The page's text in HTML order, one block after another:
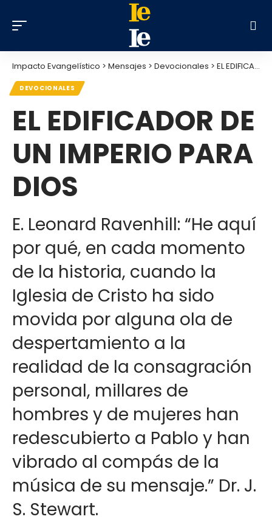
Impacto Evangelístico > Mensajes > Devocionales > EL EDIFICADOR DE UN IMPERIO PARA DIOS
DEVOCIONALES
EL EDIFICADOR DE
UN IMPERIO PARA
DIOS
E. Leonard Ravenhill: “He aquí
por qué, en cada momento
de la historia, cuando la
Iglesia de Cristo ha sido
movida por alguna ola de
despertamiento a la
realidad de la consagración
personal, millares de
hombres y de mujeres han
redescubierto a Pablo y han
vibrado al compás de la
música de su mensaje.” Dr. J.
S. Stewart.